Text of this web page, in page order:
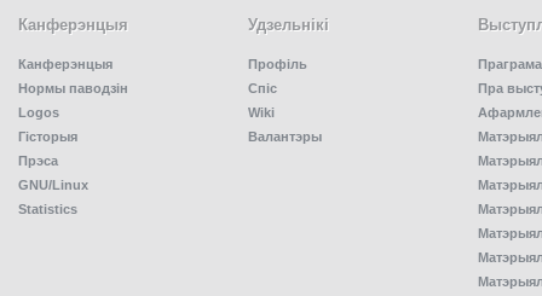
Канферэнцыя
Канферэнцыя
Нормы паводзін
Logos
Гісторыя
Прэса
GNU/Linux
Statistics
Удзельнiкi
Профіль
Спiс
Wiki
Валантэры
Праграма
Пра